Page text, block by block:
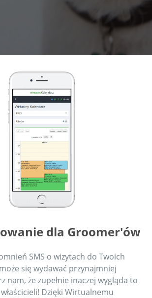
dla Groomer'ów
SMS o wizytach do Twoich
się wydawać przynajmniej
nam, że zupełnie inaczej wygląda to
Dzięki Wirtualnemu